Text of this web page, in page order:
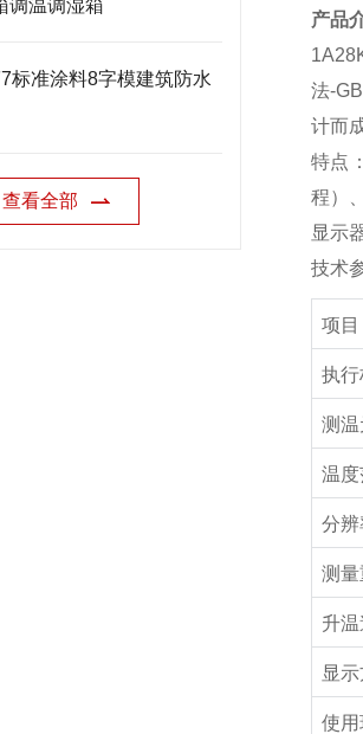
调温调湿箱
标准涂料8字模建筑防水
查看全部
产品
法-
计而
特点
程）
显示
技术
项目
执
测
温
分辨
测
升
显
使